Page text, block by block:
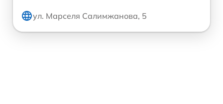
ул. Марселя Салимжанова, 5